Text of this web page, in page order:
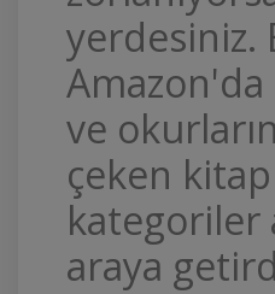
yerdesiniz.
Amazon'da
ve
çeken
kategoriler
araya